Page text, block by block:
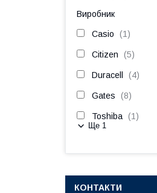
Виробник
Casio 1
Citizen 5
Duracell 4
Gates 8
Toshiba 1
Ще 1
КОНТАКТИ